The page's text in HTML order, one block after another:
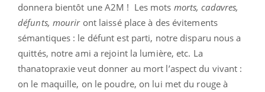
donnera bientôt une A2M ! Les mots morts, cadavres,
défunts, mourir ont laissé place à des évitements
sémantiques : le défunt est parti, notre disparu nous a
quittés, notre ami a rejoint la lumière, etc. La
thanatopraxie veut donner au mort l’aspect du vivant :
on le maquille, on le poudre, on lui met du rouge à